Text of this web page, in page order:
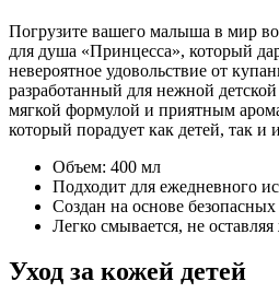
Погрузите вашего малыша в мир
для душа «Принцесса», который
невероятное удовольствие от
разработанный для нежной
мягкой формулой и приятным
который порадует как детей, так и
Объем: 400 мл
Подходит для ежедневного
Создан на основе
Легко смывается, не
Уход за кожей детей